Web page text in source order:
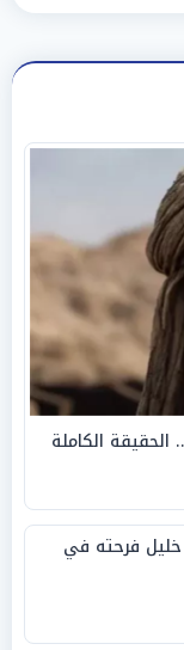
الكاملة
فرحته في